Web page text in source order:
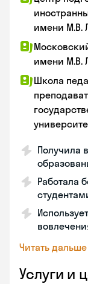
имени М.В.
имени М.В.
Школа
Получила
Работала
Читать дальше
Услуги и